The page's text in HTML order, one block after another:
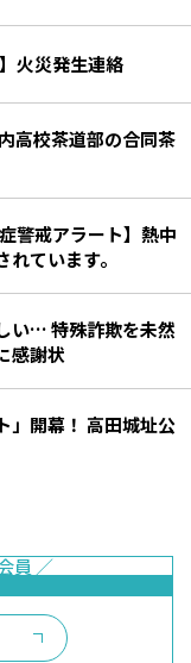
火災発生連絡
高校茶道部の合同茶
警戒アラート】熱中
ています。
い… 特殊詐欺を未然
感謝状
」開幕！ 高田城址公